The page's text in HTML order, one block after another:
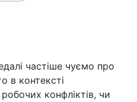
частіше чуємо про
в контексті
конфліктів, чи